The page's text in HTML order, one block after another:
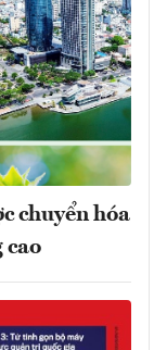
chuyển hóa
cao